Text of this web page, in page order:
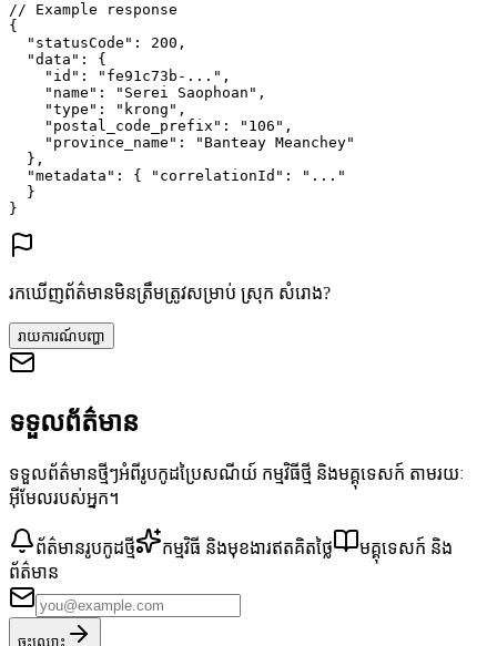
// Example response
{
"statusCode" : 200 ,
"data" : {
"id" : "fe91c73b-..." ,
"name" : "Serei Saophoan" ,
"type" : "krong" ,
"postal_code_prefix" : "106" ,
"province_name" :
"Banteay Meanchey"
},
"metadata" : { "correlationId" :
"..."
}
}
រកឃើញព័ត៌មានមិនត្រឹមត្រូវសម្រាប់ ស្រុក សំរោង?
រាយការណ៍បញ្ហា
ទទួលព័ត៌មាន
ទទួលព័ត៌មានថ្មីៗអំពីរូបកូដប្រៃសណីយ៍ កម្មវិធីថ្មី និងមគ្គុទេសក៍ តាមរយៈ
អ៊ីមែលរបស់អ្នក។
ព័ត៌មានរូបកូដថ្មី កម្មវិធី និងមុខងារឥតគិតថ្លៃ
មគ្គុទេសក៍ និង
ព័ត៌មាន
ចុះឈ្មោះ